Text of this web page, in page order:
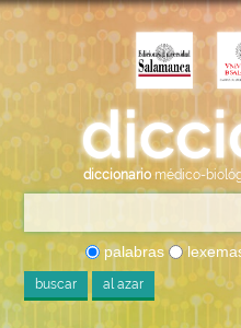
diccionario médico-
palabras
buscar al azar